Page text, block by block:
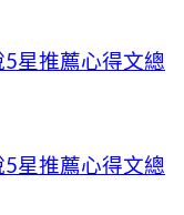
星推薦心得文總
5星推薦心得文總